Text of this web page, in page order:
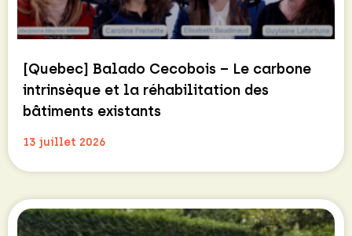
[Quebec] Balado Cecobois – Le carbone
intrinsèque et la réhabilitation des
bâtiments existants
13 juillet 2026